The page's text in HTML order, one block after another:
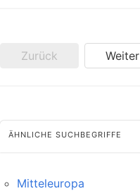
Zurück Weiter
ÄHNLICHE SUCHBEGRIFFE
Mitteleuropa